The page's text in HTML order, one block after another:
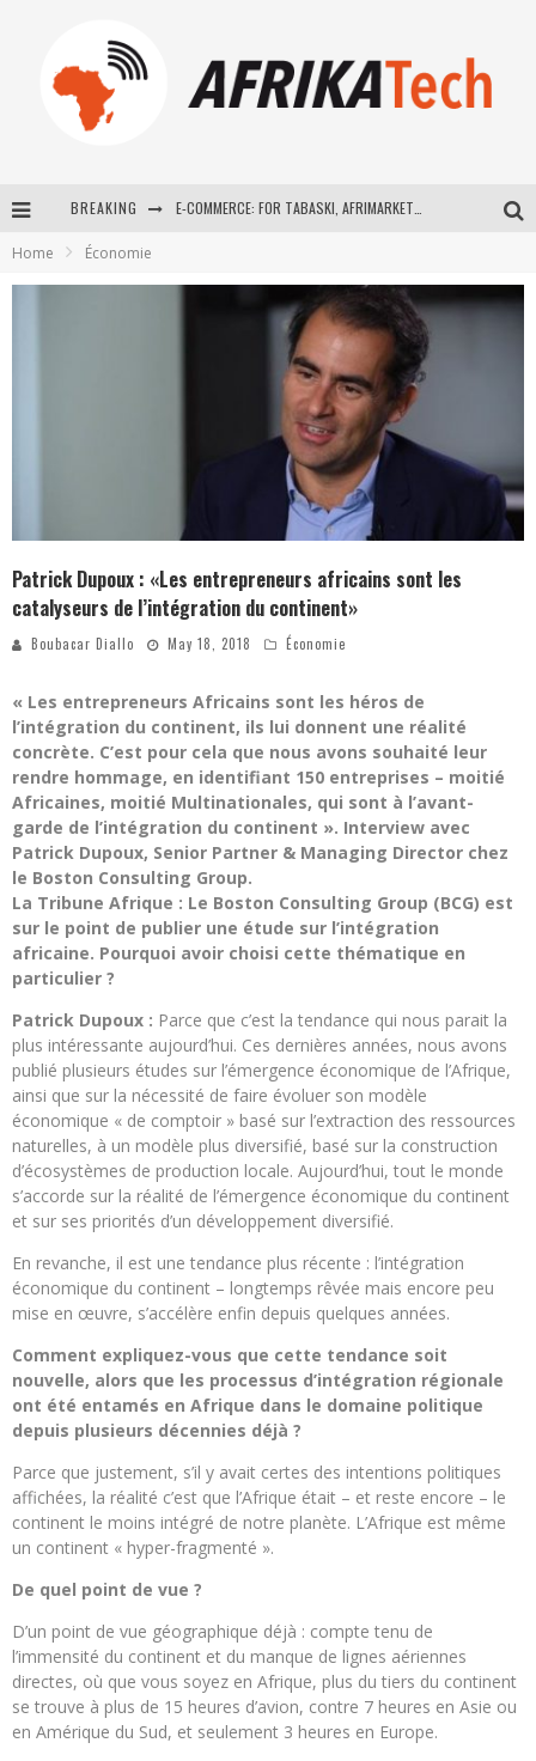
BREAKING
New to online sports betting? Consider These Tips to Play Your First Online Sports Betting Successfully
How Technology Has Changed Sports
Home Économie
Patrick Dupoux : «Les entrepreneurs africains sont les
catalyseurs de l’intégration du continent»
Boubacar Diallo May 18, 2018 Économie
« Les entrepreneurs Africains sont les héros de
l’intégration du continent, ils lui donnent une réalité
concrète. C’est pour cela que nous avons souhaité leur
rendre hommage, en identifiant 150 entreprises – moitié
Africaines, moitié Multinationales, qui sont à l’avant-
garde de l’intégration du continent ». Interview avec
Patrick Dupoux, Senior Partner & Managing Director chez
le Boston Consulting Group.
La Tribune Afrique : Le Boston Consulting Group (BCG) est
sur le point de publier une étude sur l’intégration
africaine. Pourquoi avoir choisi cette thématique en
particulier ?
Patrick Dupoux : Parce que c’est la tendance qui nous parait la
plus intéressante aujourd’hui. Ces dernières années, nous avons
publié plusieurs études sur l’émergence économique de l’Afrique,
ainsi que sur la nécessité de faire évoluer son modèle
économique « de comptoir » basé sur l’extraction des ressources
naturelles, à un modèle plus diversifié, basé sur la construction
d’écosystèmes de production locale. Aujourd’hui, tout le monde
s’accorde sur la réalité de l’émergence économique du continent
et sur ses priorités d’un développement diversifié.
En revanche, il est une tendance plus récente : l’intégration
économique du continent – longtemps rêvée mais encore peu
mise en œuvre, s’accélère enfin depuis quelques années.
Comment expliquez-vous que cette tendance soit
nouvelle, alors que les processus d’intégration régionale
ont été entamés en Afrique dans le domaine politique
depuis plusieurs décennies déjà ?
Parce que justement, s’il y avait certes des intentions politiques
affichées, la réalité c’est que l’Afrique était – et reste encore – le
continent le moins intégré de notre planète. L’Afrique est même
un continent « hyper-fragmenté ».
De quel point de vue ?
D’un point de vue géographique déjà : compte tenu de
l’immensité du continent et du manque de lignes aériennes
directes, où que vous soyez en Afrique, plus du tiers du continent
se trouve à plus de 15 heures d’avion, contre 7 heures en Asie ou
en Amérique du Sud, et seulement 3 heures en Europe.